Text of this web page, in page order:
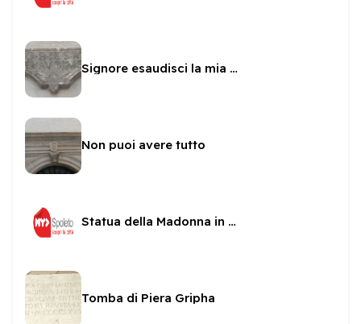
Signore esaudisci la mia preghiera
Non puoi avere tutto
Statua della Madonna in una nicchia di San sabino
Tomba di Piera Gripha